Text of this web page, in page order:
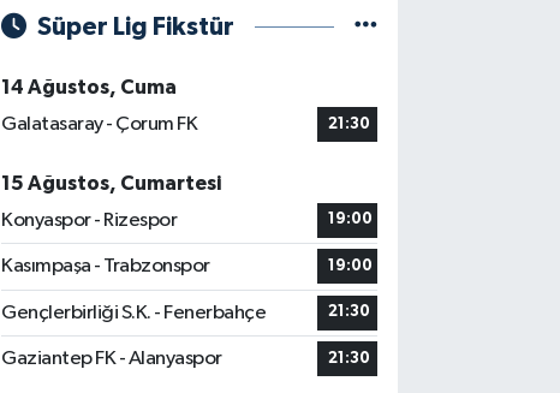
Süper Lig Fikstür
14 Ağustos, Cuma
Galatasaray - Çorum FK
21:30
15 Ağustos, Cumartesi
Konyaspor - Rizespor
19:00
Kasımpaşa - Trabzonspor 19:00
Gençlerbirliği S.K. - Fenerbahçe 21:30
Gaziantep FK - Alanyaspor 21:30